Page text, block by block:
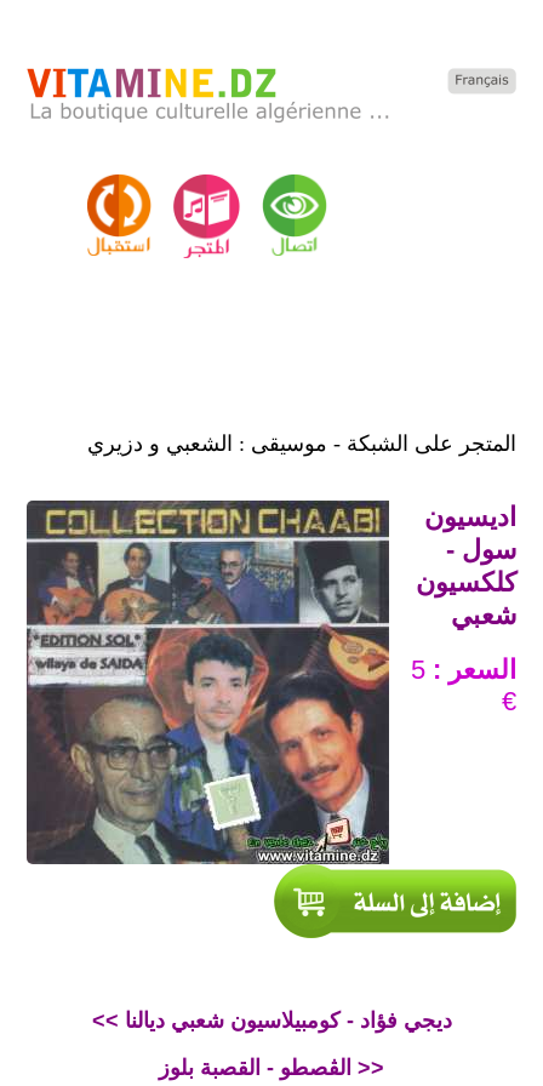
المتجر على الشبكة - موسيقى : الشعبي و دزيري
اديسيون
سول -
كلكسيون
شعبي
السعر : 5
€
<< ديجي فؤاد - كومبيلاسيون شعبي ديالنا
الڨصطو - القصبة بلوز >>